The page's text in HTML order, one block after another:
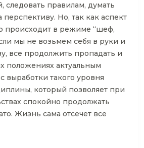
следовать правилам, думать
Но, так как аспект
происходит в режиме “шеф,
мы не возьмем себя в руки и
все продолжить пропадать и
положениях актуальным
выработки такого уровня
который позволяет при
спокойно продолжать
Жизнь сама отсечет все